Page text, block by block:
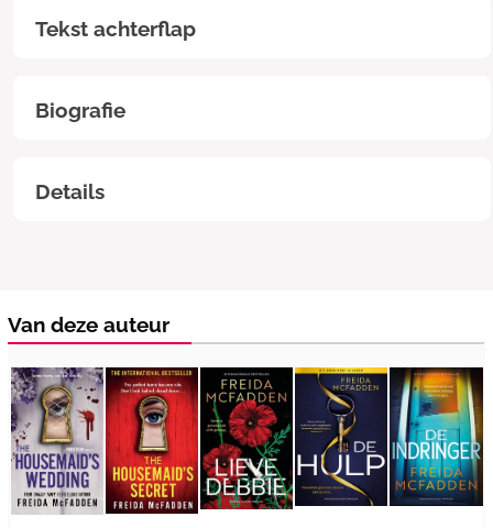
Tekst achterflap
Biografie
Details
Van deze auteur